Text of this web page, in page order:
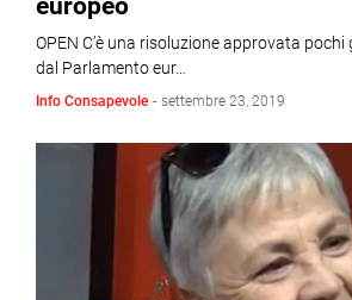
europeo
OPEN C’è una risoluzione approvata
dal Parlamento eur…
Info Consapevole - settembre 23, 2019